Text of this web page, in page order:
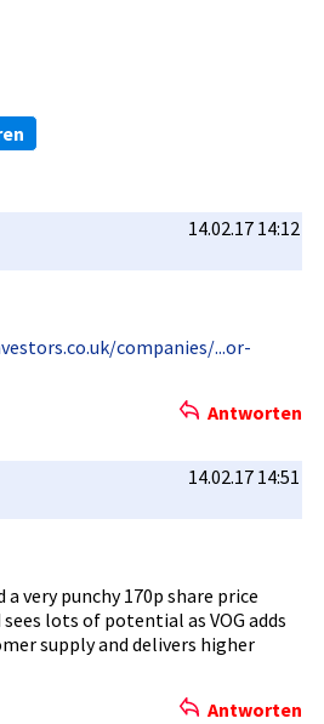
14.02.17 14:12
comp­anies/...o­r-
Antworten
14.02.17 14:51
very punchy 170p share price
lots of potential as VOG adds
supply and delivers higher
Antworten